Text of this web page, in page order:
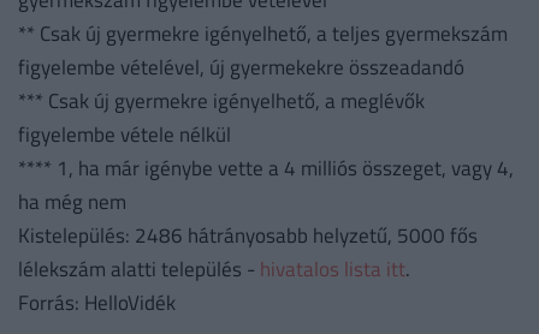
** Csak új gyermekre igényelhető, a teljes gyermekszám
figyelembe vételével, új gyermekekre összeadandó
*** Csak új gyermekre igényelhető, a meglévők
figyelembe vétele nélkül
**** 1, ha már igénybe vette a 4 milliós összeget, vagy 4,
ha még nem
Kistelepülés: 2486 hátrányosabb helyzetű, 5000 fős
lélekszám alatti település - hivatalos lista itt.
Forrás: HelloVidék